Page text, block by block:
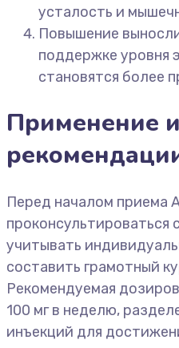
усталость и
Повышение
поддержке уровня
становятся более
Применение и
Перед началом приема
учитывать
составить грамотный
Рекомендуемая
100 мг в неделю,
инъекций для